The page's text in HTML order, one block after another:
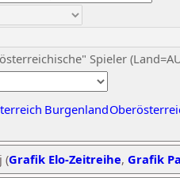
Spieler
Burgenland
(Grafik Elo-Zeitreihe, Grafik